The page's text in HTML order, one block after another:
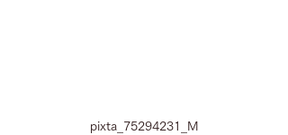
pixta_75294231_M